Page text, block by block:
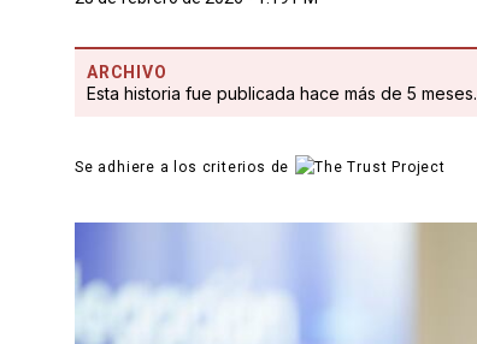
ARCHIVO
Esta historia fue publicada hace más de 5 meses.
Se adhiere a los criterios de